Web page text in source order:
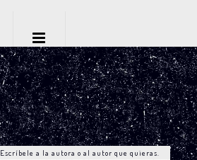
Escríbele a la autora o al autor que quieras.